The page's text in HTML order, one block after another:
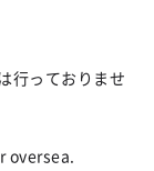
行っておりませ